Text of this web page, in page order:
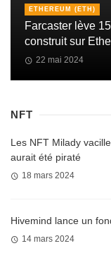
ETHEREUM (ETH)
Farcaster lève
construit sur
22 mai 2024
NFT
Les NFT Milady
aurait été piraté
18 mars 2024
Hivemind lance un
14 mars 2024